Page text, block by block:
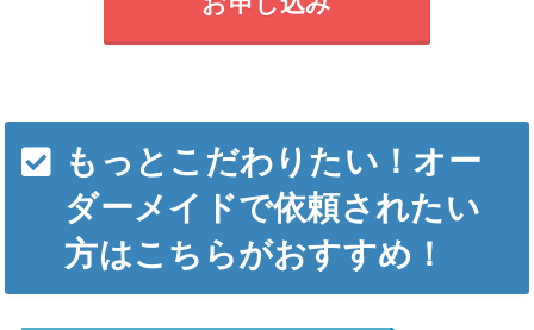
もっとこだわりたい！オー
ダーメイドで依頼されたい
方はこちらがおすすめ！